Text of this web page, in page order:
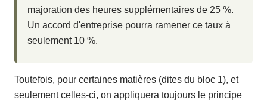
majoration des heures supplémentaires de 25 %.
Un accord d'entreprise pourra ramener ce taux à
seulement 10 %.
Toutefois, pour certaines matières (dites du bloc 1), et
seulement celles-ci, on appliquera toujours le principe